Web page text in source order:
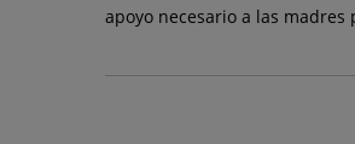
apoyo necesario a las